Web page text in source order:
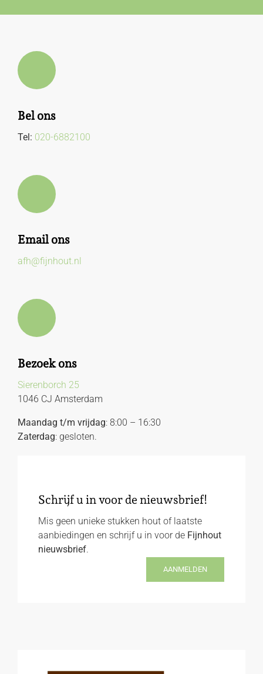
Bel ons
Tel: 020-6882100
Email ons
afh@fijnhout.nl
Bezoek ons
Sierenborch 25
1046 CJ Amsterdam
Maandag t/m vrijdag: 8:00 – 16:30
Zaterdag: gesloten.
Schrijf u in voor de nieuwsbrief!
Mis geen unieke stukken hout of laatste
aanbiedingen en schrijf u in voor de Fijnhout
nieuwsbrief.
AANMELDEN